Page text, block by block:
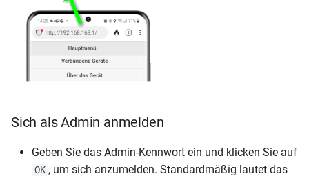
Sich als Admin anmelden
Geben Sie das Admin-Kennwort ein und klicken Sie auf
OK , um sich anzumelden. Standardmäßig lautet das